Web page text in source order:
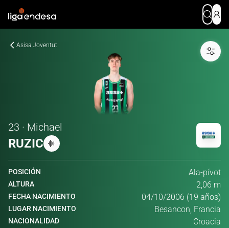
Asisa Joventut
23 · Michael
RUZIC
POSICIÓN Ala-pívot
ALTURA 2,06 m
FECHA NACIMIENTO 04/10/2006 (19 años)
LUGAR NACIMIENTO Besancon, Francia
NACIONALIDAD Croacia